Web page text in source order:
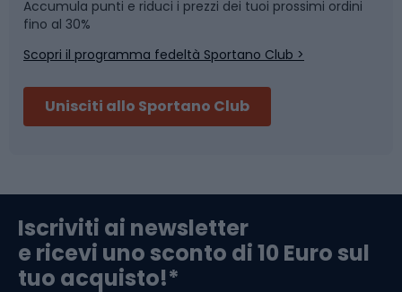
Skitouring
Abbigliamento da escursionismo
Pattinaggio
Componenti per biciclette
Arrampicata
Accumula punti e riduci i prezzi dei tuoi prossimi ordini
fino al 30%
Scopri il programma fedeltà Sportano Club >
Unisciti allo Sportano Club
Iscriviti ai newsletter
e ricevi uno sconto di 10 Euro sul
tuo acquisto!*